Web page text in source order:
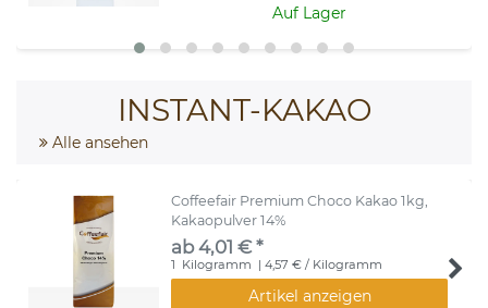
Auf Lager
INSTANT-KAKAO
Alle ansehen
Coffeefair Premium Choco Kakao 1kg,
Kakaopulver 14%
ab 4,01 € *
1 Kilogramm | 4,57 € / Kilogramm
Artikel anzeigen